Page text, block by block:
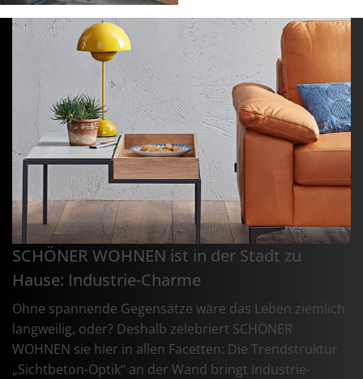
SCHÖNER WOHNEN ist in der Stadt zu
Hause: Industrie-Charme
Ohne spannende Gegensätze wäre das Leben ziemlich
langweilig, oder? Deshalb zelebriert SCHÖNER
WOHNEN sie hier in allen Facetten: Die Trendstruktur
„Sichtbeton-Optik“ an der Wand bringt Industrie-